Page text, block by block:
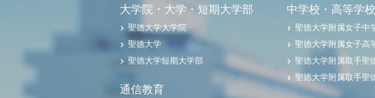
大学院・大学・短期大学部
聖徳大学大学院
聖徳大学
聖徳大学短期大学部
通信教育
中学校・高等学校
聖徳大学附属女子中
聖徳大学附属女子高
聖徳大学附属取手聖
聖徳大学附属取手聖